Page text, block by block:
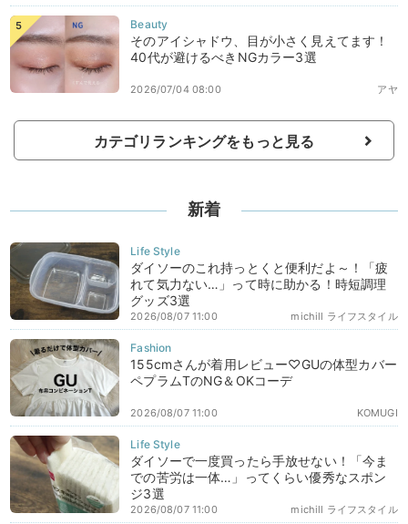
そのアイシャドウ、目が小さく見えてます！
40代が避けるべきNGカラー3選
アヤ
2026/07/04 08:00
カテゴリランキングをもっと見る
新着
ダイソーのこれ持っとくと便利だよ～！「疲
れて気力ない…」って時に助かる！時短調理
グッズ3選
michill ライフスタイル
2026/08/07 11:00
155cmさんが着用レビュー♡GUの体型カバー
ペプラムTのNG＆OKコーデ
KOMUGI
2026/08/07 11:00
ダイソーで一度買ったら手放せない！「今ま
での苦労は一体…」ってくらい優秀なスポン
ジ3選
michill ライフスタイル
2026/08/07 11:00